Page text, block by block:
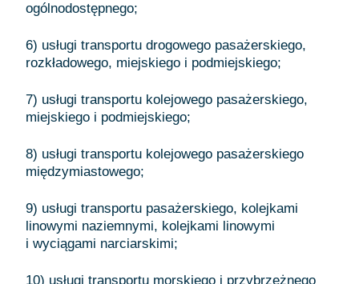
ogólnodostępnego;
6) usługi transportu drogowego pasażerskiego,
rozkładowego, miejskiego i podmiejskiego;
7) usługi transportu kolejowego pasażerskiego,
miejskiego i podmiejskiego;
8) usługi transportu kolejowego pasażerskiego
międzymiastowego;
9) usługi transportu pasażerskiego, kolejkami
linowymi naziemnymi, kolejkami linowymi
i wyciągami narciarskimi;
10) usługi transportu morskiego i przybrzeżnego